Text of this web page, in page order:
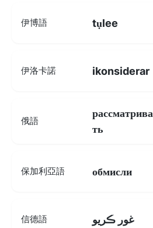
伊博語 tụlee
伊洛卡諾 ikonsiderar
俄語
рассматрива
ть
保加利亞語 обмисли
信德語 غور ڪريو